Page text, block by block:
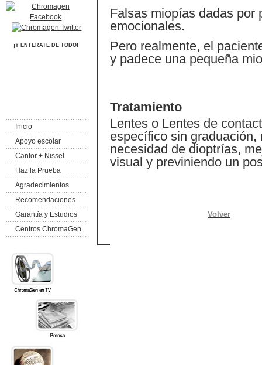
Falsas miopías dadas por
emocionales.
Pero realmente, el
y padece una pequeña
Tratamiento
Lentes o Lentes de
específico sin graduación,
necesidad de dioptrías,
visual y previniendo un
Volver
¡Y ENTERATE DE TODO!
Inicio
Apoyo escolar
Cantor + Nissel
Haz la Prueba
Agradecimientos
Recomendaciones
Garantía y Estudios
Centros ChromaGen